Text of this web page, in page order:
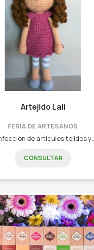
Artejido Lali
FERIA DE ARTESANOS
Confección de artículos tejidos y enseñanza
CONSULTAR